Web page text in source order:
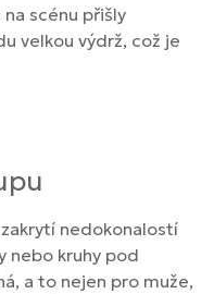
scénu přišly
velkou výdrž, což je
nedokonalostí
nebo kruhy pod
a to nejen pro muže,